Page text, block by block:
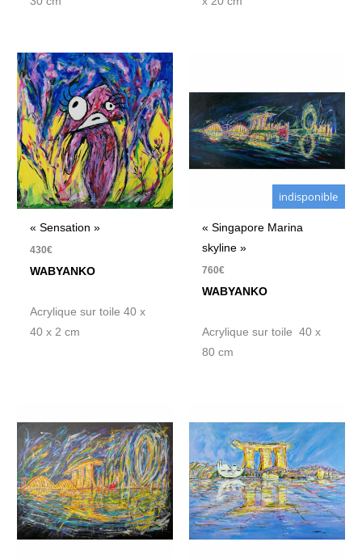
« Sensation »
430€
WABYANKO
Acrylique sur toile 40 x
40 x 2 cm
indisponible
« Singapore Marina
skyline »
760€
WABYANKO
Acrylique sur toile 40 x
80 cm